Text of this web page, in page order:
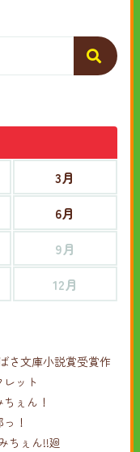
3月
6月
9月
12月
さ文庫小説賞受賞作
ット
ぇん！
！
ちぇん!!廻